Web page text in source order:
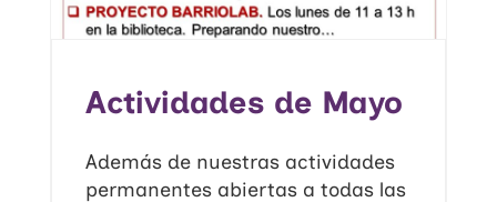
Actividades de Mayo
Además de nuestras actividades
permanentes abiertas a todas las